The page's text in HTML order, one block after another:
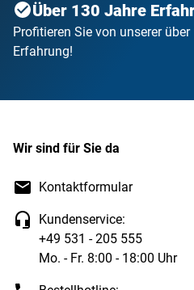
Über 130 Jahre
Profitieren Sie von unserer
Erfahrung!
Wir sind für Sie da
Kontaktformular
Kundenservice:
+49 531 - 205 555
Mo. - Fr. 8:00 - 18:00 Uhr